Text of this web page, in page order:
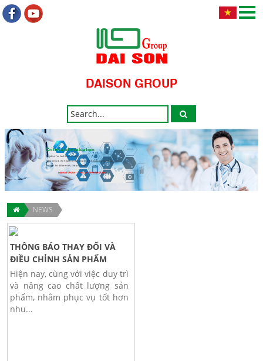
DAISON GROUP
Criteria of evaluation
Together for health community.
Happiness & the health of the people is the evaluation criteria.
Respect for differences, the discovery.
DAISON GROUP - " HEALTH IMPRINT GOLD "
NEWS
THÔNG BÁO THAY ĐỔI VÀ
ĐIỀU CHỈNH SẢN PHẨM
Hiện nay, cùng với việc duy trì
và nâng cao chất lượng sản
phẩm, nhằm phục vụ tốt hơn
nhu...